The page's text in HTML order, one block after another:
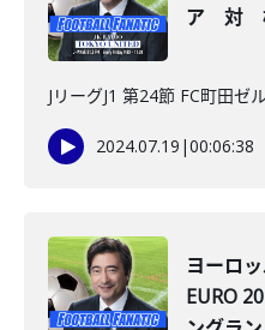
ア 対
JリーグJ1 第24節 FC町田
2024.07.19 |00:06:38
ヨーロ
EURO